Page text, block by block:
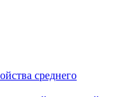
среднего